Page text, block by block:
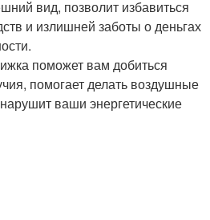
вид, позволит избавиться
и излишней заботы о деньгах
поможет вам добиться
помогает делать воздушные
ваши энергетические